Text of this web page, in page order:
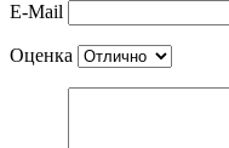
E-Mail
Оценка